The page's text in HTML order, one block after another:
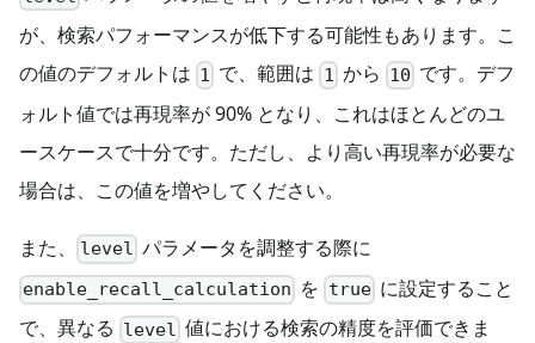
が、検索パフォーマンスが低下する可能性もあります。こ
の値のデフォルトは 1 で、範囲は 1 から 10 です。デフ
ォルト値では再現率が 90% となり、これはほとんどのユ
ースケースで十分です。ただし、より高い再現率が必要な
場合は、この値を増やしてください。
また、 level パラメータを調整する際に
enable_recall_calculation を trueに設定すること
で、異なる level 値における検索の精度を評価できま